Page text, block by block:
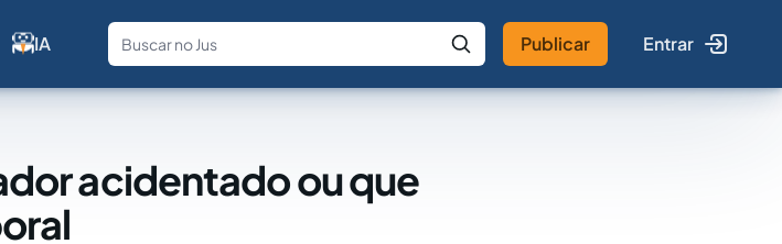
IA
Fale com a IA Buscar no Jus
Publicar Entrar
acidentado ou que